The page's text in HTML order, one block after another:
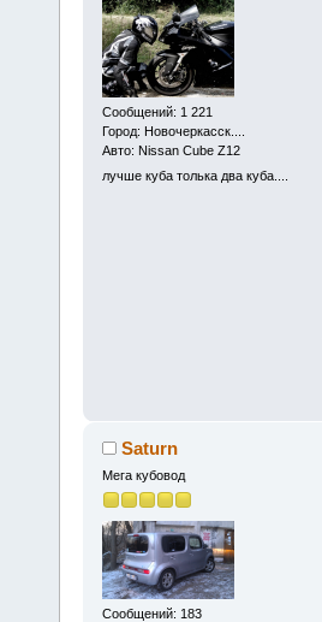
Сообщений: 1 221
Город: Новочеркасск....
Авто: Nissan Cube Z12
лучше куба толька два куба....
Saturn
Мега кубовод
Сообщений: 183